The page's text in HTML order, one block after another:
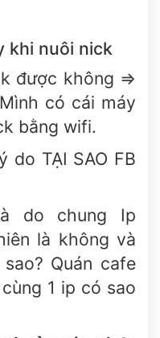
khi nuôi nick
được không =>
có cái máy
bằng wifi.
do TẠI SAO FB
do chung Ip
là không và
Quán cafe
1 ip có sao